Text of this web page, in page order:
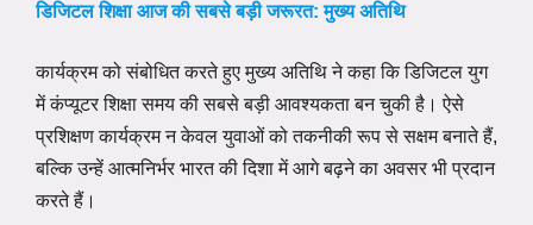
डिजिटल शिक्षा आज की सबसे बड़ी जरूरत: मुख्य अतिथि
कार्यक्रम को संबोधित करते हुए मुख्य अतिथि ने कहा कि डिजिटल युग
में कंप्यूटर शिक्षा समय की सबसे बड़ी आवश्यकता बन चुकी है। ऐसे
प्रशिक्षण कार्यक्रम न केवल युवाओं को तकनीकी रूप से सक्षम बनाते हैं,
बल्कि उन्हें आत्मनिर्भर भारत की दिशा में आगे बढ़ने का अवसर भी प्रदान
करते हैं।